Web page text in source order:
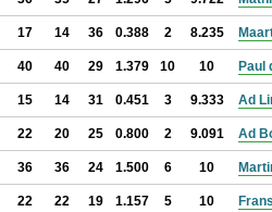
17 14 36 0.388 2 8.235
40 40 29 1.379 10 10 Paul
15 14 31 0.451 3 9.333 Ad
22 20 25 0.800 2 9.091 Ad
36 36 24 1.500 6 10
22 22 19 1.157 5 10